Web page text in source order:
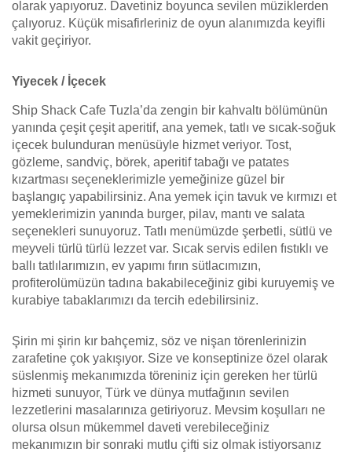
olarak yapıyoruz. Davetiniz boyunca sevilen müziklerden
çalıyoruz. Küçük misafirleriniz de oyun alanımızda keyifli
vakit geçiriyor.
Yiyecek / İçecek
Ship Shack Cafe Tuzla’da zengin bir kahvaltı bölümünün
yanında çeşit çeşit aperitif, ana yemek, tatlı ve sıcak-soğuk
içecek bulunduran menüsüyle hizmet veriyor. Tost,
gözleme, sandviç, börek, aperitif tabağı ve patates
kızartması seçeneklerimizle yemeğinize güzel bir
başlangıç yapabilirsiniz. Ana yemek için tavuk ve kırmızı et
yemeklerimizin yanında burger, pilav, mantı ve salata
seçenekleri sunuyoruz. Tatlı menümüzde şerbetli, sütlü ve
meyveli türlü türlü lezzet var. Sıcak servis edilen fıstıklı ve
ballı tatlılarımızın, ev yapımı fırın sütlacımızın,
profiterolümüzün tadına bakabileceğiniz gibi kuruyemiş ve
kurabiye tabaklarımızı da tercih edebilirsiniz.
Şirin mi şirin kır bahçemiz, söz ve nişan törenlerinizin
zarafetine çok yakışıyor. Size ve konseptinize özel olarak
süslenmiş mekanımızda töreniniz için gereken her türlü
hizmeti sunuyor, Türk ve dünya mutfağının sevilen
lezzetlerini masalarınıza getiriyoruz. Mevsim koşulları ne
olursa olsun mükemmel daveti verebileceğiniz
mekanımızın bir sonraki mutlu çifti siz olmak istiyorsanız